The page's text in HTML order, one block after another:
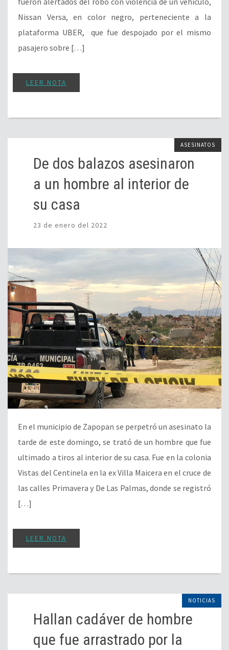
Nissan Versa, en color negro, perteneciente a la
plataforma UBER, que fue despojado por el mismo
pasajero sobre […]
LEER NOTA
ASESINATOS
De dos balazos asesinaron
a un hombre al interior de
su casa
23 de enero del 2022
En el municipio de Zapopan se perpetró un asesinato la
tarde de este domingo, se trató de un hombre que fue
ultimado a tiros al interior de su casa. Fue en la colonia
Vistas del Centinela en la ex Villa Maicera en el cruce de
las calles Primavera y De Las Palmas, donde se registró
[…]
LEER NOTA
NOTICIAS
Hallan cadáver de hombre
que fue arrastrado por la